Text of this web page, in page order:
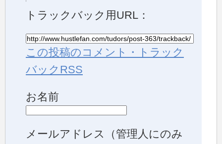
トラックバック用URL：
この投稿のコメント・トラック
バックRSS
お名前
メールアドレス
（管理人にのみ